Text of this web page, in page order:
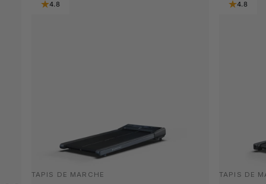
4.8
TAPIS DE MARCHE
4.8
TAPIS DE